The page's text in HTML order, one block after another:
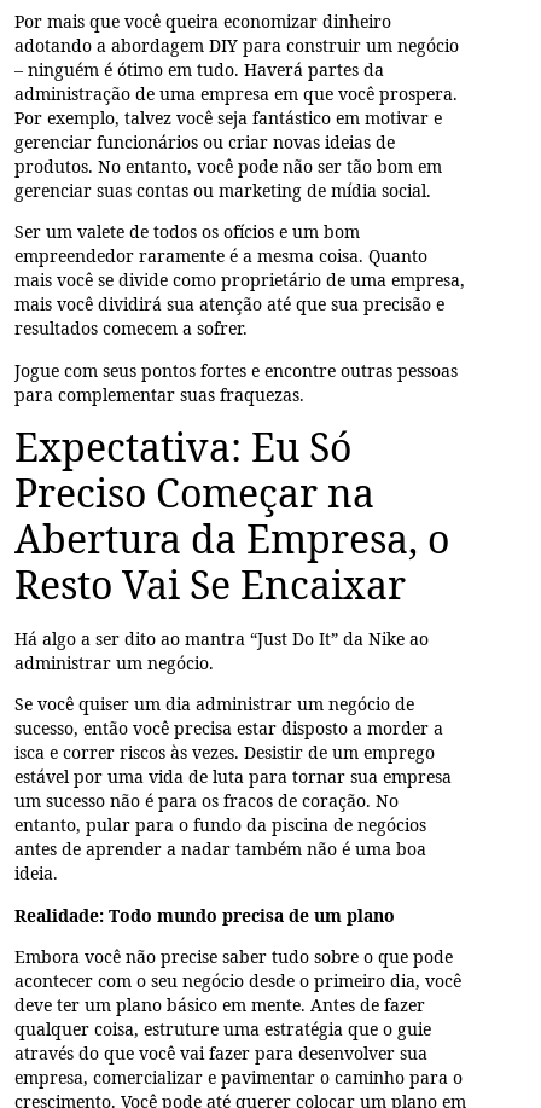
Por mais que você queira economizar dinheiro
adotando a abordagem DIY para construir um negócio
– ninguém é ótimo em tudo. Haverá partes da
administração de uma empresa em que você prospera.
Por exemplo, talvez você seja fantástico em motivar e
gerenciar funcionários ou criar novas ideias de
produtos. No entanto, você pode não ser tão bom em
gerenciar suas contas ou marketing de mídia social.
Ser um valete de todos os ofícios e um bom
empreendedor raramente é a mesma coisa. Quanto
mais você se divide como proprietário de uma empresa,
mais você dividirá sua atenção até que sua precisão e
resultados comecem a sofrer.
Jogue com seus pontos fortes e encontre outras pessoas
para complementar suas fraquezas.
Expectativa: Eu Só
Preciso Começar na
Abertura da Empresa, o
Resto Vai Se Encaixar
Há algo a ser dito ao mantra “Just Do It” da Nike ao
administrar um negócio.
Se você quiser um dia administrar um negócio de
sucesso, então você precisa estar disposto a morder a
isca e correr riscos às vezes. Desistir de um emprego
estável por uma vida de luta para tornar sua empresa
um sucesso não é para os fracos de coração. No
entanto, pular para o fundo da piscina de negócios
antes de aprender a nadar também não é uma boa
ideia.
Realidade: Todo mundo precisa de um plano
Embora você não precise saber tudo sobre o que pode
acontecer com o seu negócio desde o primeiro dia, você
deve ter um plano básico em mente. Antes de fazer
qualquer coisa, estruture uma estratégia que o guie
através do que você vai fazer para desenvolver sua
empresa, comercializar e pavimentar o caminho para o
crescimento. Você pode até querer colocar um plano em